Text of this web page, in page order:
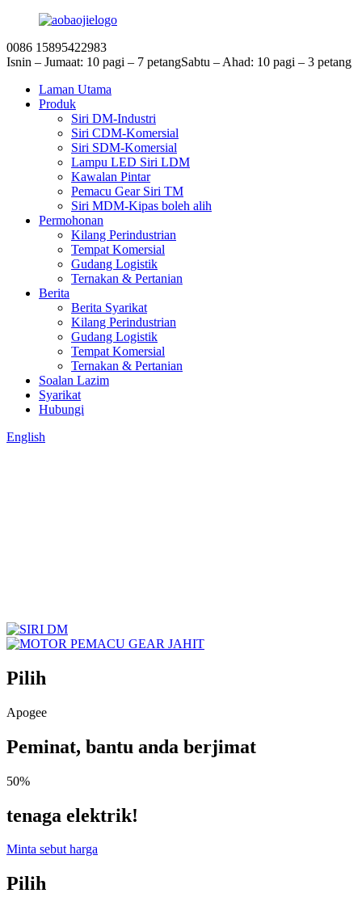
0086 15895422983
Isnin – Jumaat: 10 pagi – 7 petangSabtu – Ahad: 10 pagi – 3 petang
Laman Utama
Produk
Siri DM-Industri
Siri CDM-Komersial
Siri SDM-Komersial
Lampu LED Siri LDM
Kawalan Pintar
Pemacu Gear Siri TM
Siri MDM-Kipas boleh alih
Permohonan
Kilang Perindustrian
Tempat Komersial
Gudang Logistik
Ternakan & Pertanian
Berita
Berita Syarikat
Kilang Perindustrian
Gudang Logistik
Tempat Komersial
Ternakan & Pertanian
Soalan Lazim
Syarikat
Hubungi
English
Pilih
Apogee
Peminat, bantu anda berjimat
50%
tenaga elektrik!
Minta sebut harga
Pilih